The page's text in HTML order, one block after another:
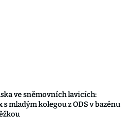
ve sněmovních lavicích:
s mladým kolegou z ODS v bazénu